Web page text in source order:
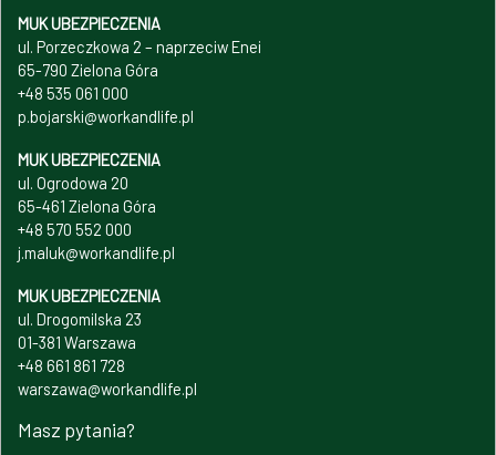
MUK UBEZPIECZENIA
ul. Porzeczkowa 2 – naprzeciw Enei
65-790 Zielona Góra
+48 535 061 000
p.bojarski@workandlife.pl
MUK UBEZPIECZENIA
ul. Ogrodowa 20
65-461 Zielona Góra
+48 570 552 000
j.maluk@workandlife.pl
MUK UBEZPIECZENIA
ul. Drogomilska 23
01-381 Warszawa
+48 661 861 728
warszawa@workandlife.pl
Masz pytania?